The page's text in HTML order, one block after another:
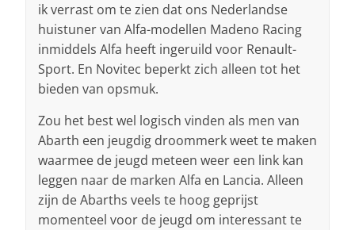
ik verrast om te zien dat ons Nederlandse
huistuner van Alfa-modellen Madeno Racing
inmiddels Alfa heeft ingeruild voor Renault-
Sport. En Novitec beperkt zich alleen tot het
bieden van opsmuk.
Zou het best wel logisch vinden als men van
Abarth een jeugdig droommerk weet te maken
waarmee de jeugd meteen weer een link kan
leggen naar de marken Alfa en Lancia. Alleen
zijn de Abarths veels te hoog geprijst
momenteel voor de jeugd om interessant te